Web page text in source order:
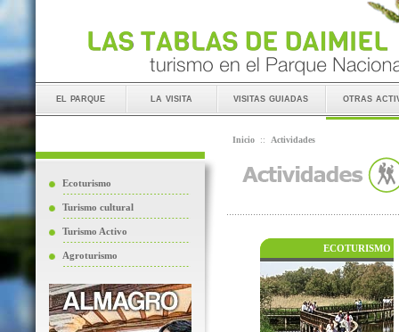
el parque la visita visitas guiadas otras
Ecoturismo
Turismo cultural
Turismo Activo
Agroturismo
Inicio :: Actividades
ECOTURISMO